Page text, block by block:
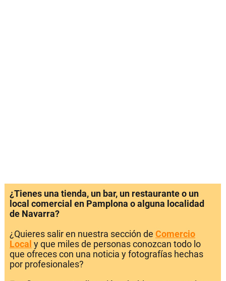
¿Tienes una tienda, un bar, un restaurante o un
local comercial en Pamplona o alguna localidad
de Navarra?
¿Quieres salir en nuestra sección de Comercio
Local y que miles de personas conozcan todo lo
que ofreces con una noticia y fotografías hechas
por profesionales?